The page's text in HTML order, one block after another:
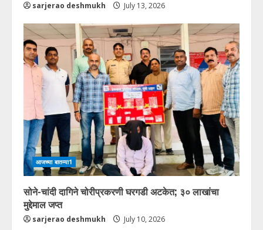
sarjerao deshmukh July 13, 2026
आजच्या बातम्या1
सोने-चांदी दागिने चोरीप्रकरणी घरगडी अटकेत; ३० लाखांचा
मुद्देमाल जप्त
sarjerao deshmukh July 10, 2026